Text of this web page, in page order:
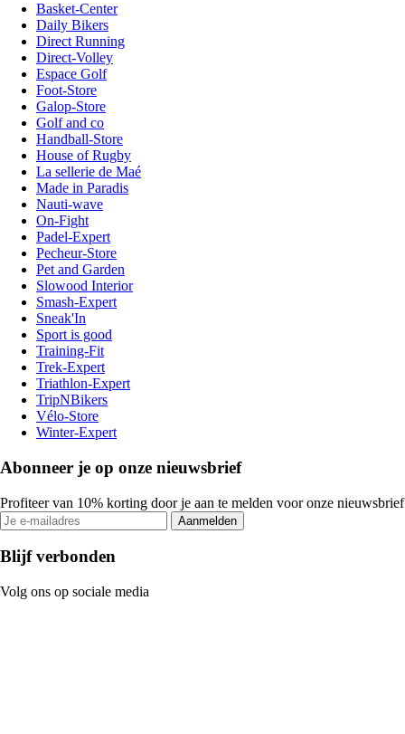
Basket-Center
Daily Bikers
Direct Running
Direct-Volley
Espace Golf
Foot-Store
Galop-Store
Golf and co
Handball-Store
House of Rugby
La sellerie de Maé
Made in Paradis
Nauti-wave
On-Fight
Padel-Expert
Pecheur-Store
Pet and Garden
Slowood Interior
Smash-Expert
Sneak'In
Sport is good
Training-Fit
Trek-Expert
Triathlon-Expert
TripNBikers
Vélo-Store
Winter-Expert
Abonneer je op onze nieuwsbrief
Profiteer van 10% korting door je aan te melden voor onze nieuwsbrief
Aanmelden
Blijf verbonden
Volg ons op sociale media